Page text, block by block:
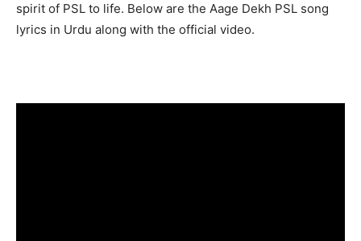
spirit of PSL to life. Below are the Aage Dekh PSL song
lyrics in Urdu along with the official video.